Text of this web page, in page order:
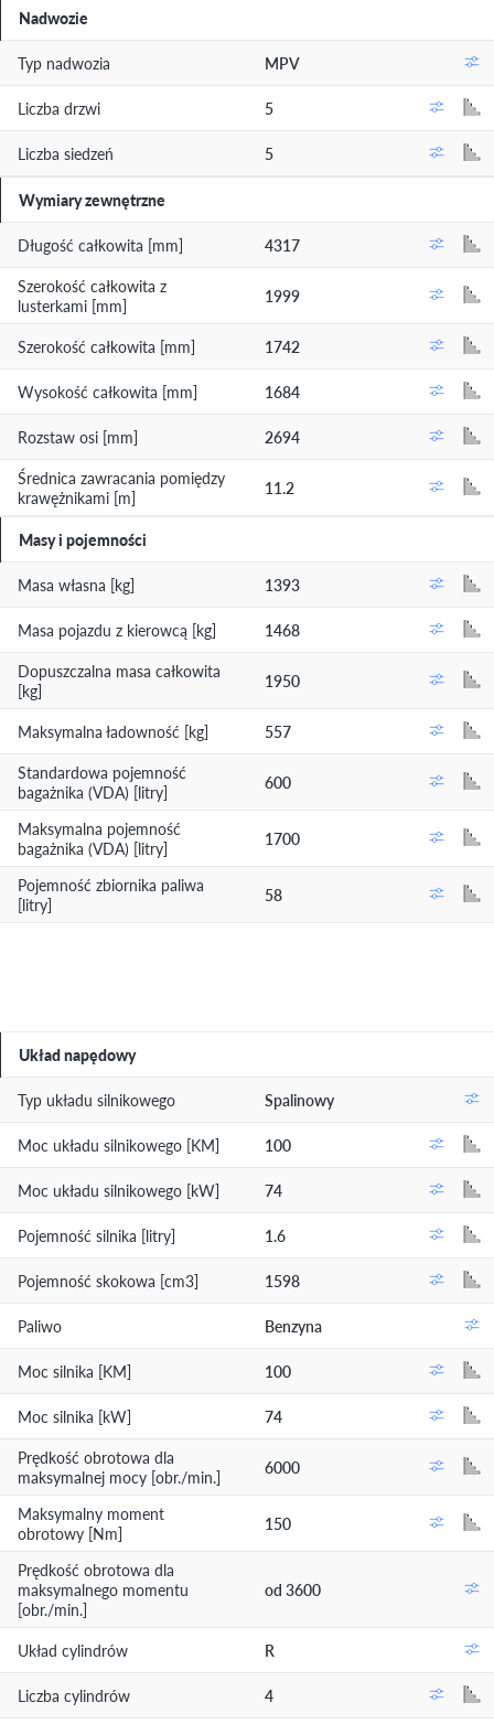
Nadwozie
Typ nadwozia MPV
Liczba drzwi 5
Liczba siedzeń 5
Wymiary zewnętrzne
Długość całkowita [mm]
4317
Szerokość całkowita z
lusterkami [mm]
1999
Szerokość całkowita [mm] 1742
Wysokość całkowita [mm] 1684
Rozstaw osi [mm]
2694
Średnica zawracania pomiędzy
krawężnikami [m]
11.2
Masy i pojemności
Masa własna [kg] 1393
Masa pojazdu z kierowcą [kg]
1468
Dopuszczalna masa całkowita
[kg]
1950
Maksymalna ładowność [kg]
557
Standardowa pojemność
bagażnika (VDA) [litry]
600
Maksymalna pojemność
bagażnika (VDA) [litry]
1700
Pojemność zbiornika paliwa
[litry]
58
Układ napędowy
Typ układu silnikowego Spalinowy
Moc układu silnikowego [KM] 100
Moc układu silnikowego [kW] 74
Pojemność silnika [litry] 1.6
Pojemność skokowa [cm3] 1598
Paliwo Benzyna
Moc silnika [KM] 100
Moc silnika [kW]
74
Prędkość obrotowa dla
maksymalnej mocy [obr./min.]
6000
Maksymalny moment
obrotowy [Nm]
150
Prędkość obrotowa dla
maksymalnego momentu
[obr./min.]
od 3600
Układ cylindrów R
Liczba cylindrów 4